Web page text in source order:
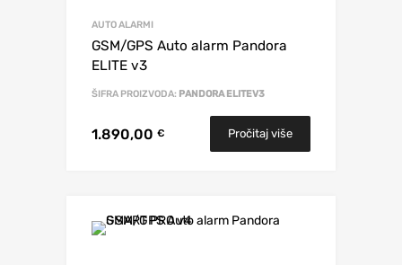
AUTO ALARMI
GSM/GPS Auto alarm Pandora
ELITE v3
ŠIFRA PROIZVODA: PANDORA ELITEV3
1.890,00 € Pročitaj više